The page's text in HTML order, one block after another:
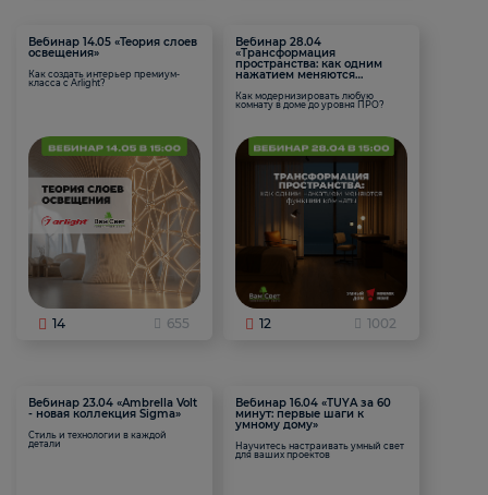
Вебинар 14.05 «Теория слоев
освещения»
Как создать интерьер премиум-
класса с Arlight?
14 655
Вебинар 28.04
«Трансформация
пространства: как одним
нажатием меняются
Как модернизировать любую
комнату в доме до уровня ПРО?
12 1002
Вебинар 23.04 «Ambrella Volt
- новая коллекция Sigma»
Стиль и технологии в каждой
детали
Вебинар 16.04 «TUYA за 60
минут: первые шаги к
умному дому»
Научитесь настраивать умный свет
для ваших проектов